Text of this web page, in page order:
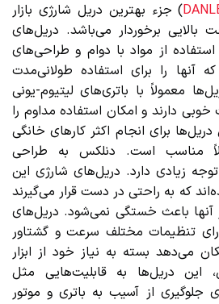
) جزء بهترین دریل شارژی بازار
برخوردار می‌باشد. دریل‌های
از مواد با دوام و طراحی‌های
آنها را برای استفاده طولانی‌مدت
معمولاً با باتری‌های لیتیوم-یونی
دارند و امکان استفاده مداوم را
برای انجام اکثر کارهای خانگی
مناسب است. دنلکس به طراحی
توجه زیادی دارد. دریل‌های شارژی این
که به راحتی در دست قرار می‌گیرند
آنها باعث خستگی نمی‌شود. دریل‌های
تنظیمات مختلف سرعت و گشتاور
می‌دهد بسته به نیاز خود از ابزار
این دریل‌ها به قابلیت‌هایی مثل
از آسیب به باتری و موتور